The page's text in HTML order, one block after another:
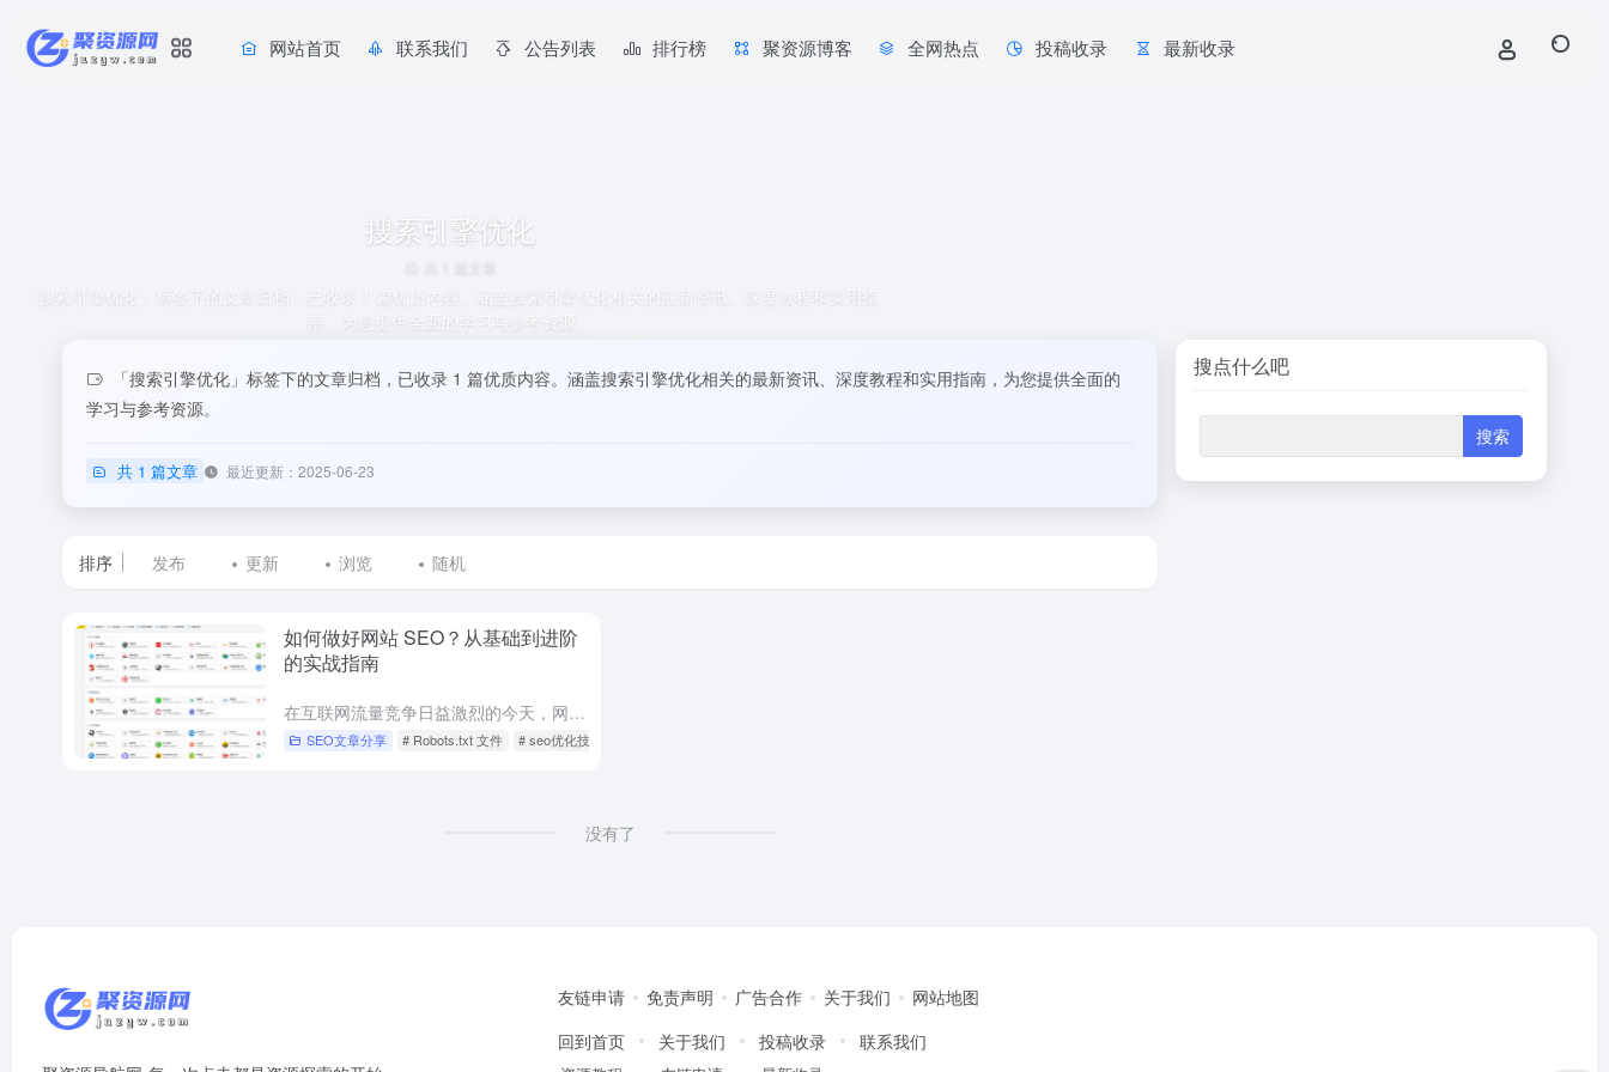
网站首页 联系我们 公告列表 排行榜 聚资源博客 全网热点 投稿收录 最新收录
搜索引擎优化
「搜索引擎优化」标签下的文章归档，已收录 1 篇优质内容。涵盖搜索引擎优化相关的最新资讯、深度教程和实用指
南，为您提供全面的学习与参考资源。
「搜索引擎优化」标签下的文章归档，已收录 1 篇优质内容。涵盖搜索引擎优化相关的最新资讯、深度教程和实用指南，为您提供全面的
学习与参考资源。
共 1 篇文章 最近更新：2025-06-23
排序 发布 更新 浏览 随机
如何做好网站 SEO？从基础到进阶
的实战指南
在互联网流量竞争日益激烈的今天，网站 SEO（搜索引擎优化）已成为提升网站曝光度、吸引自然流量的关键手段。无论是企业官网、电商平台还是个人博客，做好 SEO 能让你的网站在搜索引擎结果页面（SERP...
SEO文章分享 # Robots.txt 文件 # seo优化技巧
没有了
搜点什么吧
友链申请 免责声明 广告合作 关于我们
网站地图
回到首页
关于我们 投稿收录 联系我们